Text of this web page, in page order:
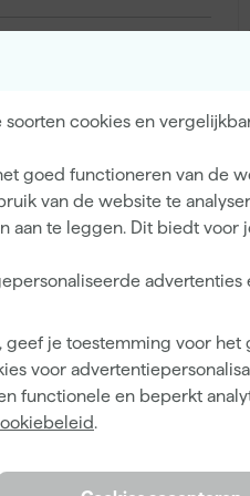
cookies en
goed functioneren van de
van de website te
aan te leggen. Dit biedt voor
advertenties
geef je toestemming voor het
voor
functionele en beperkt
.
12 m²/l
2 h
Waterbasis (acryl)